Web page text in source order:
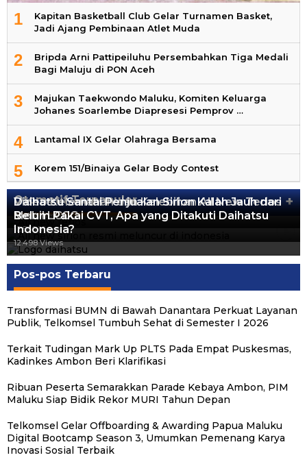
1
Kapitan Basketball Club Gelar Turnamen Basket,
Jadi Ajang Pembinaan Atlet Muda
2
Bripda Arni Pattipeiluhu Persembahkan Tiga Medali
Bagi Maluju di PON Aceh
3
Majukan Taekwondo Maluku, Komiten Keluarga
Johanes Soarlembe Diapresesi Pemprov …
4 Lantamal IX Gelar Olahraga Bersama
5 Korem 151/Binaiya Gelar Body Contest
Otomotif Terpopuler +
Video Kelemahan dan Kelebihan All New Terios
13.424 Views
Daihatsu Santai Penjualan Sirion Kalah Jauh dari
Mobil LCGC
12.560 Views
Belum Pakai CVT, Apa yang Ditakuti Daihatsu
Indonesia?
12.498 Views
Pos-pos Terbaru
Transformasi BUMN di Bawah Danantara Perkuat Layanan
Publik, Telkomsel Tumbuh Sehat di Semester I 2026
Terkait Tudingan Mark Up PLTS Pada Empat Puskesmas,
Kadinkes Ambon Beri Klarifikasi
Ribuan Peserta Semarakkan Parade Kebaya Ambon, PIM
Maluku Siap Bidik Rekor MURI Tahun Depan
Telkomsel Gelar Offboarding & Awarding Papua Maluku
Digital Bootcamp Season 3, Umumkan Pemenang Karya
Inovasi Sosial Terbaik